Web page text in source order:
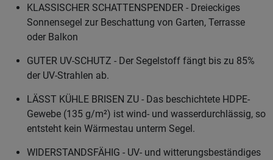
KLASSISCHER SCHATTENSPENDER - Dreieckiges
Sonnensegel zur Beschattung von Garten, Terrasse
oder Balkon
GUTER UV-SCHUTZ - Der Segelstoff fängt bis zu 85%
der UV-Strahlen ab.
LÄSST KÜHLE BRISEN ZU - Das beschichtete HDPE-
Gewebe (135 g/m²) ist wind- und wasserdurchlässig, so
entsteht kein Wärmestau unterm Segel.
WIDERSTANDSFÄHIG - UV- und witterungsbeständiges